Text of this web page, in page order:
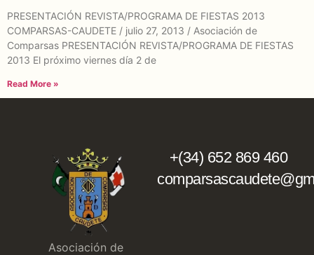
PRESENTACIÓN REVISTA/PROGRAMA DE FIESTAS 2013
COMPARSAS-CAUDETE / julio 27, 2013 / Asociación de
Comparsas PRESENTACIÓN REVISTA/PROGRAMA DE FIESTAS
2013 El próximo viernes día 2 de
Read More »
Asociación de
+(34) 652 869 460